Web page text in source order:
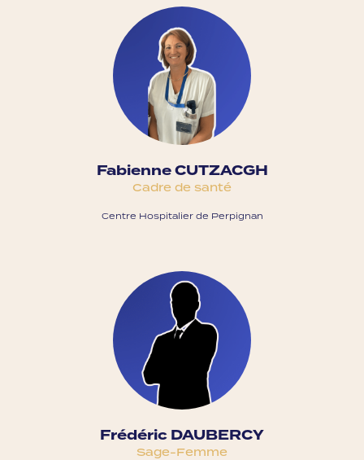
Fabienne CUTZACGH
Cadre de santé
Centre Hospitalier de Perpignan
Frédéric DAUBERCY
Sage-Femme